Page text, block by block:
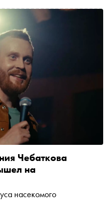
Чебаткова
на
насекомого